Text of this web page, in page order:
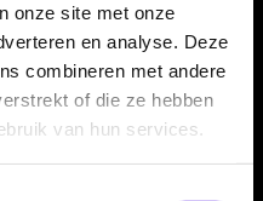
onze site met onze
en analyse. Deze
combineren met andere
of die ze hebben
van hun services.